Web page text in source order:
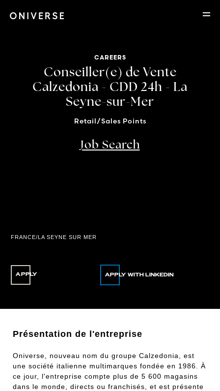
CAREERS
Conseiller(e) de Vente
Calzedonia - CDD 24h - La
Seyne-sur-Mer
Retail/Sales Points
Job Search
FRANCE/LA SEYNE SUR MER
APPLY
Présentation de l'entreprise
Oniverse, nouveau nom du groupe Calzedonia, est
une société italienne multimarques fondée en 1986. À
ce jour, l'entreprise compte plus de 5 600 magasins
dans le monde, directs ou franchisés, et est présente